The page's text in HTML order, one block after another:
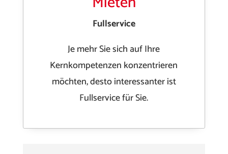
Fullservice
Je mehr Sie sich auf Ihre
Kernkompetenzen konzentrieren
möchten, desto interessanter ist
Fullservice für Sie.